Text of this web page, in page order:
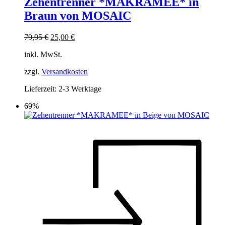
mehrere
Varianten
gewählt
Braun von MOSAIC
79,95€ Ursprünglicher
war:
25,00 €Aktueller
inkl. MwSt.
zzgl. Versandkosten
Lieferzeit: 2-3 Werktage
69%